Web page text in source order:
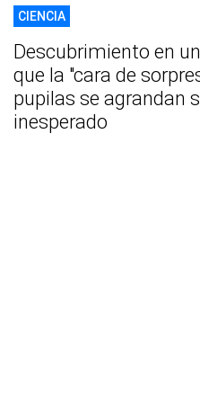
CIENCIA
Descubrimiento en
que la "cara de
pupilas se agrandan
inesperado